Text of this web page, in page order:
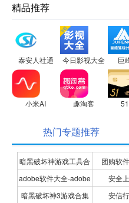
精品推荐
泰安人社通 今日影视大全 巨
小米AI 趣淘客
热门专题推荐
暗黑破坏神游戏工具合
集
团购软
adobe软件大全-adobe
全系列软件下载-adobe
安全
暗黑破坏神3游戏合集 安信